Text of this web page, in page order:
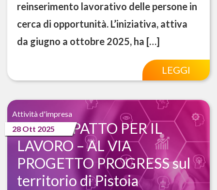
reinserimento lavorativo delle persone in
cerca di opportunità. L’iniziativa, attiva
da giugno a ottobre 2025, ha […]
LEGGI
Attività d'impresa
28 Ott 2025
NUOVO PATTO PER IL
LAVORO – AL VIA
PROGETTO PROGRESS sul
territorio di Pistoia